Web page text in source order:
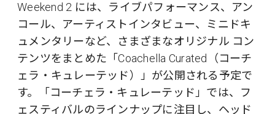
Weekend 2 には、ライブパフォーマンス、アン
コール、アーティストインタビュー、ミニドキ
ュメンタリーなど、さまざまなオリジナル コン
テンツをまとめた「Coachella Curated（コーチ
ェラ・キュレーテッド）」が公開される予定で
す。「コーチェラ・キュレーテッド」では、フ
ェスティバルのラインナップに注目し、ヘッド